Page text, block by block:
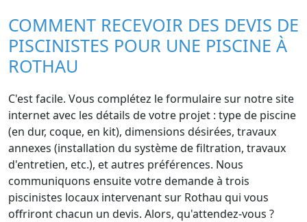
COMMENT RECEVOIR DES DEVIS DE
PISCINISTES POUR UNE PISCINE À
ROTHAU
C'est facile. Vous complétez le formulaire sur notre site
internet avec les détails de votre projet : type de piscine
(en dur, coque, en kit), dimensions désirées, travaux
annexes (installation du système de filtration, travaux
d'entretien, etc.), et autres préférences. Nous
communiquons ensuite votre demande à trois
piscinistes locaux intervenant sur Rothau qui vous
offriront chacun un devis. Alors, qu'attendez-vous ?